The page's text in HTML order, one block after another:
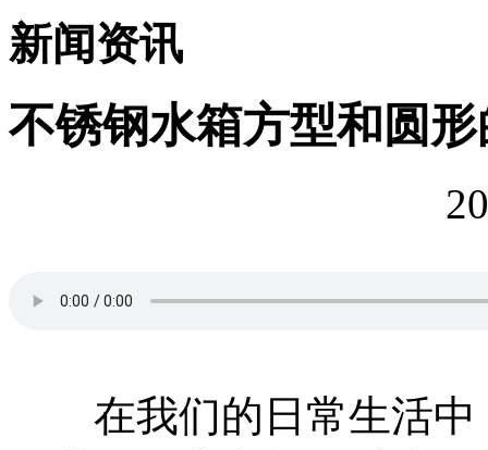
新闻资讯
不锈钢水箱方型和圆
在我们的日常生活中